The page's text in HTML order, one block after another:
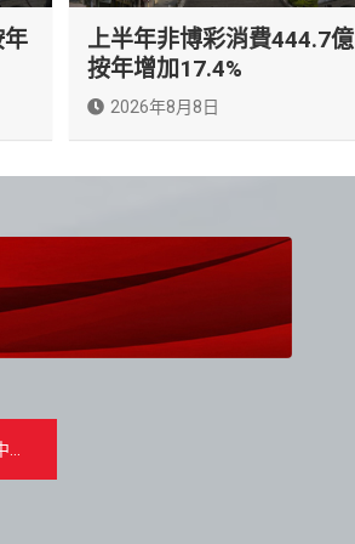
上半年非博彩消費444.7億
按年增加17.4%
2026年8月8日